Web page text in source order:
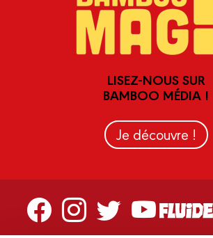
LISEZ-NOUS SUR
BAMBOO MÉDIA !
Je découvre !